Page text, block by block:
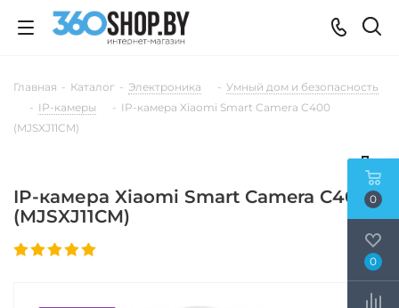
Главная - Каталог - Электроника - Умный дом и безопасность
- IP-камеры - IP-камера Xiaomi Smart Camera C400
(MJSXJ11CM)
IP-камера Xiaomi Smart Camera C400
(MJSXJ11CM)
0
0